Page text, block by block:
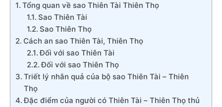
Tổng quan về sao Thiên Tài Thiên Thọ
Sao Thiên Tài
Sao Thiên Thọ
Cách an sao Thiên Tài, Thiên Thọ
Đối với sao Thiên Tài
Đối với sao Thiên Thọ
Triết lý nhân quả của bộ sao Thiên Tài – Thiên
Thọ
Đặc điểm của người có Thiên Tài – Thiên Thọ thủ